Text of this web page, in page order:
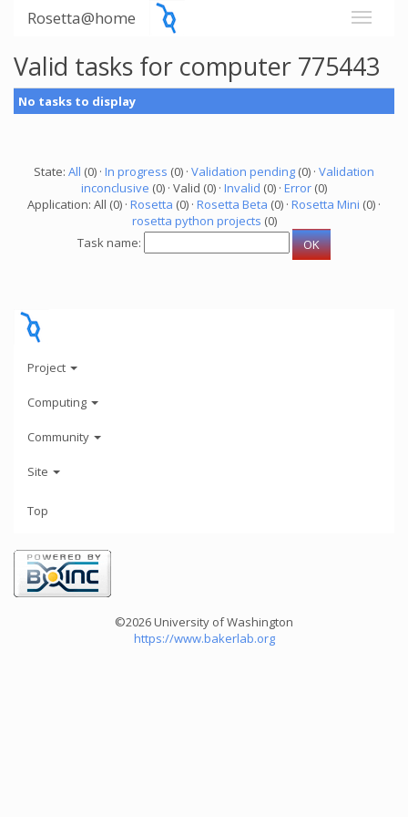
Rosetta@home
Valid tasks for computer 775443
No tasks to display
State: All (0) · In progress (0) · Validation pending (0) · Validation
inconclusive (0) · Valid (0) · Invalid (0) · Error (0)
Application: All (0) · Rosetta (0) · Rosetta Beta (0) · Rosetta Mini (0) ·
rosetta python projects (0)
Task name:
Project
Computing
Community
Site
Top
©2026 University of Washington
https://www.bakerlab.org